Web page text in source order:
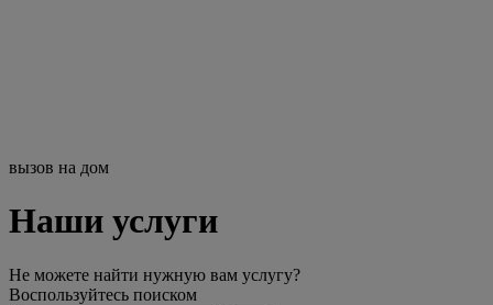
вызов на дом
Наши услуги
Не можете найти нужную вам услугу?
Воспользуйтесь поиском